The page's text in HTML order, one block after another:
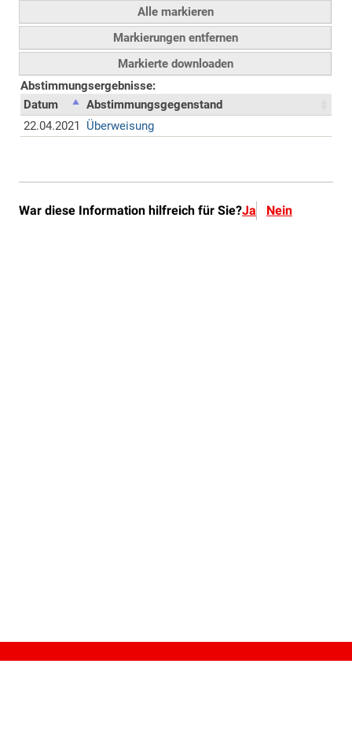
War diese Information hilfreich für Sie?Ja Nein